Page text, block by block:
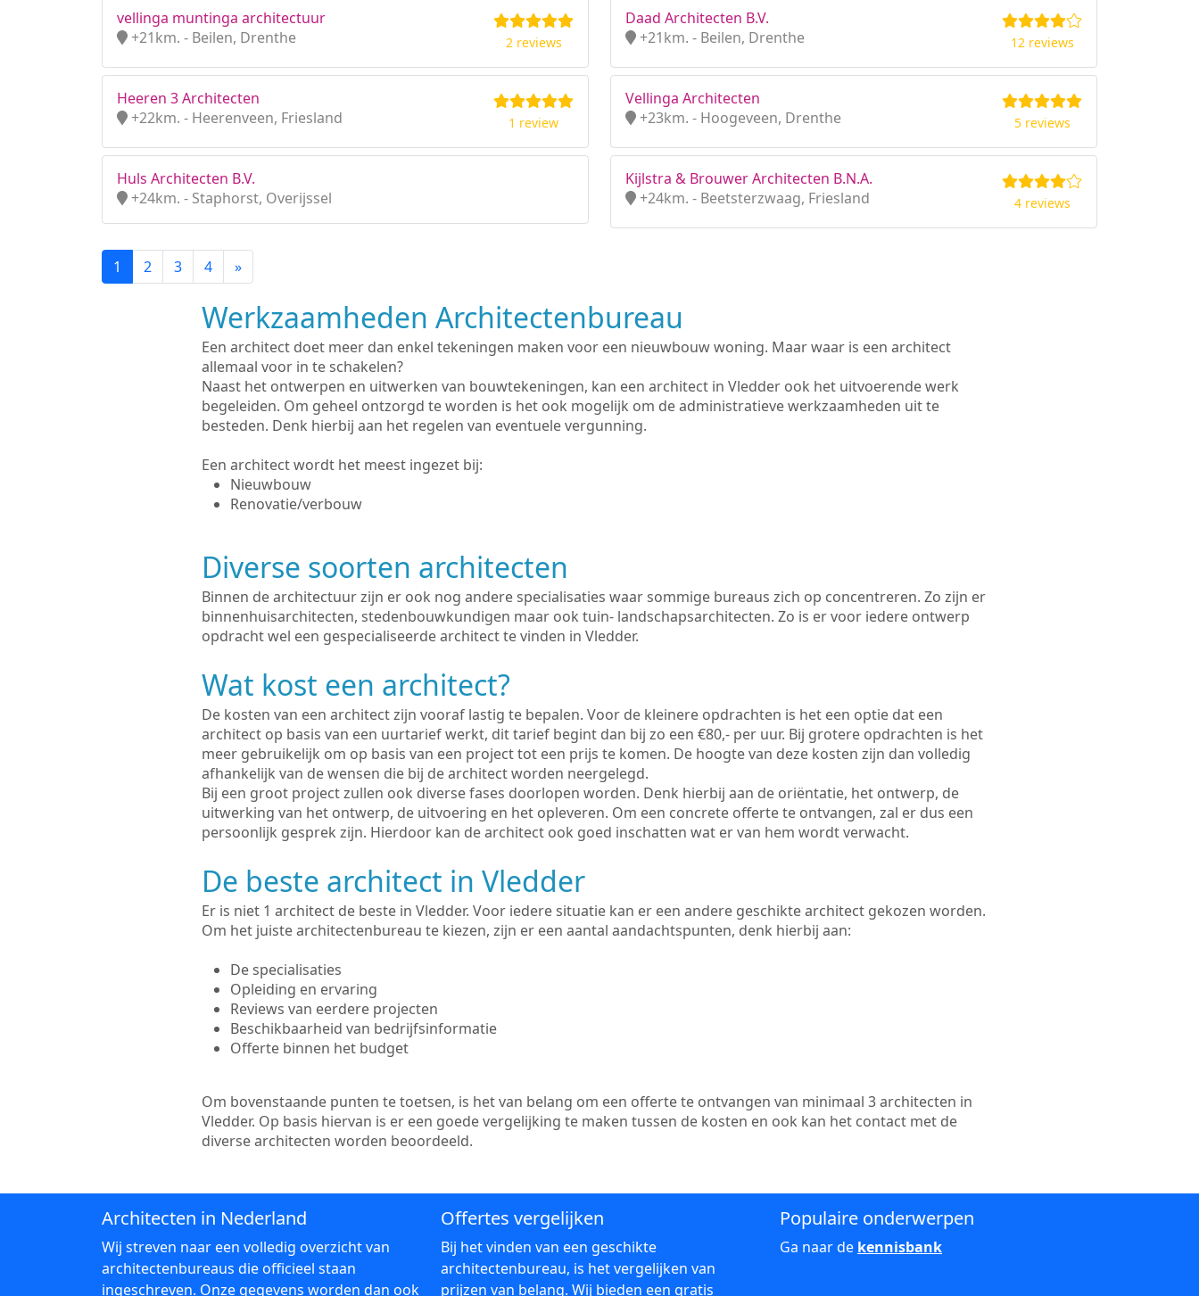
vellinga muntinga architectuur
+21km. - Beilen, Drenthe
2 reviews
Daad Architecten B.V.
+21km. - Beilen, Drenthe
12 reviews
Heeren 3 Architecten
+22km. - Heerenveen, Friesland
1 review
Vellinga Architecten
+23km. - Hoogeveen, Drenthe
5 reviews
Huls Architecten B.V.
+24km. - Staphorst, Overijssel
Kijlstra & Brouwer Architecten B.N.A.
+24km. - Beetsterzwaag, Friesland
4 reviews
1 2 3 4 »
Werkzaamheden Architectenbureau
Een architect doet meer dan enkel tekeningen maken voor een nieuwbouw woning. Maar waar is een architect
allemaal voor in te schakelen?
Naast het ontwerpen en uitwerken van bouwtekeningen, kan een architect in Vledder ook het uitvoerende werk
begeleiden. Om geheel ontzorgd te worden is het ook mogelijk om de administratieve werkzaamheden uit te
besteden. Denk hierbij aan het regelen van eventuele vergunning.
Een architect wordt het meest ingezet bij:
Nieuwbouw
Renovatie/verbouw
Diverse soorten architecten
Binnen de architectuur zijn er ook nog andere specialisaties waar sommige bureaus zich op concentreren. Zo zijn er
binnenhuisarchitecten, stedenbouwkundigen maar ook tuin- landschapsarchitecten. Zo is er voor iedere ontwerp
opdracht wel een gespecialiseerde architect te vinden in Vledder.
Wat kost een architect?
De kosten van een architect zijn vooraf lastig te bepalen. Voor de kleinere opdrachten is het een optie dat een
architect op basis van een uurtarief werkt, dit tarief begint dan bij zo een €80,- per uur. Bij grotere opdrachten is het
meer gebruikelijk om op basis van een project tot een prijs te komen. De hoogte van deze kosten zijn dan volledig
afhankelijk van de wensen die bij de architect worden neergelegd.
Bij een groot project zullen ook diverse fases doorlopen worden. Denk hierbij aan de oriëntatie, het ontwerp, de
uitwerking van het ontwerp, de uitvoering en het opleveren. Om een concrete offerte te ontvangen, zal er dus een
persoonlijk gesprek zijn. Hierdoor kan de architect ook goed inschatten wat er van hem wordt verwacht.
De beste architect in Vledder
Er is niet 1 architect de beste in Vledder. Voor iedere situatie kan er een andere geschikte architect gekozen worden.
Om het juiste architectenbureau te kiezen, zijn er een aantal aandachtspunten, denk hierbij aan:
De specialisaties
Opleiding en ervaring
Reviews van eerdere projecten
Beschikbaarheid van bedrijfsinformatie
Offerte binnen het budget
Om bovenstaande punten te toetsen, is het van belang om een offerte te ontvangen van minimaal 3 architecten in
Vledder. Op basis hiervan is er een goede vergelijking te maken tussen de kosten en ook kan het contact met de
diverse architecten worden beoordeeld.
Architecten in Nederland
Wij streven naar een volledig overzicht van
architectenbureaus die officieel staan
ingeschreven. Onze gegevens worden dan ook
Offertes vergelijken
Bij het vinden van een geschikte
architectenbureau, is het vergelijken van
prijzen van belang. Wij bieden een gratis
Populaire onderwerpen
Ga naar de kennisbank